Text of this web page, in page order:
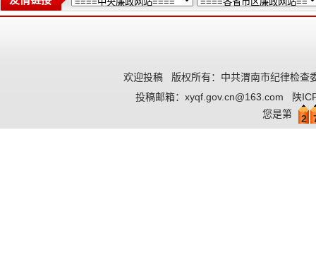
欢迎投稿 版权所有：中共渭南市纪律检查
投稿邮箱： xyqf.gov.cn@163.com
陕
您是第